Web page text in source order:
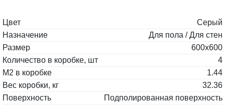
Цвет
Серый
Назначение
Для пола / Для стен
Размер
600x600
Количество в коробке, шт
4
М2 в коробке
1.44
Вес коробки, кг
32.36
Поверхность
Подполированная поверхность